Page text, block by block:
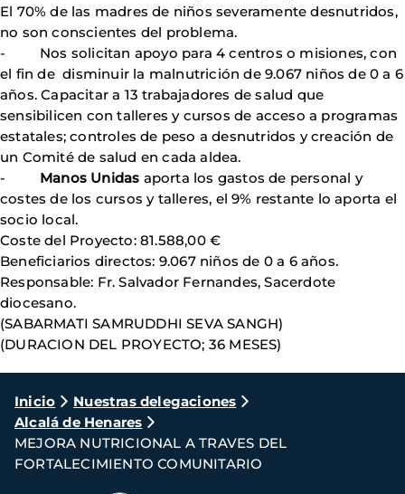
El 70% de las madres de niños severamente desnutridos,
no son conscientes del problema.
- Nos solicitan apoyo para 4 centros o misiones, con
el fin de disminuir la malnutrición de 9.067 niños de 0 a 6
años. Capacitar a 13 trabajadores de salud que
sensibilicen con talleres y cursos de acceso a programas
estatales; controles de peso a desnutridos y creación de
un Comité de salud en cada aldea.
- Manos Unidas aporta los gastos de personal y
costes de los cursos y talleres, el 9% restante lo aporta el
socio local.
Coste del Proyecto: 81.588,00 €
Beneficiarios directos: 9.067 niños de 0 a 6 años.
Responsable: Fr. Salvador Fernandes, Sacerdote
diocesano.
(SABARMATI SAMRUDDHI SEVA SANGH)
(DURACION DEL PROYECTO; 36 MESES)
Ruta
de
navegación
Inicio
Nuestras delegaciones
Alcalá de Henares
MEJORA NUTRICIONAL A TRAVES DEL
FORTALECIMIENTO COMUNITARIO